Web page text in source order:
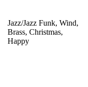
Jazz/Jazz Funk, Wind,
Brass, Christmas,
Happy